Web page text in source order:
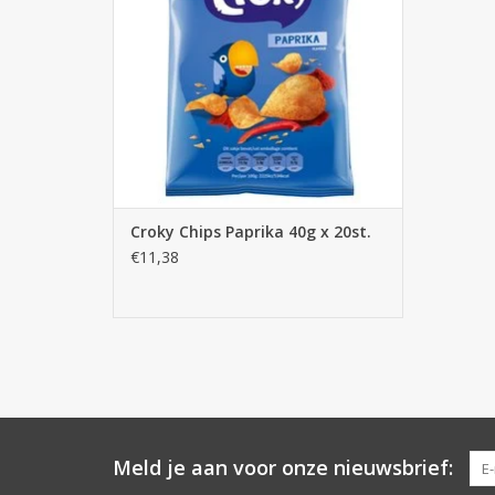
Croky Chips Paprika 40g x 20st.
€11,38
Meld je aan voor onze nieuwsbrief: